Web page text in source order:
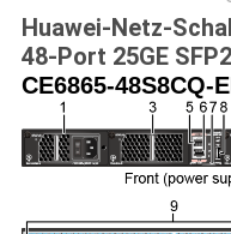
Huawei-Netz-
48-Port 25GE
CE6865-48S8CQ-